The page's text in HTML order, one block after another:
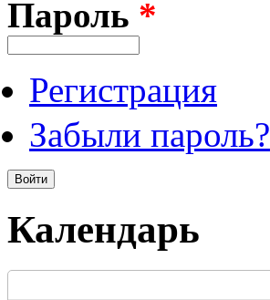
Пароль *
Регистрация
Забыли пароль?
Календарь